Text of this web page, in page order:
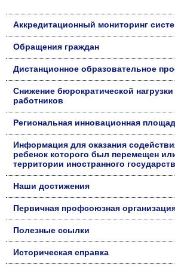
Аккредитационный мониторинг
Обращения граждан
Дистанционное образовательное
Снижение бюрократической нагрузки
работников
Региональная инновационная
Информация для оказания
ребенок которого был перемещен
территории иностранного
Наши достижения
Первичная профсоюзная
Полезные ссылки
Историческая справка